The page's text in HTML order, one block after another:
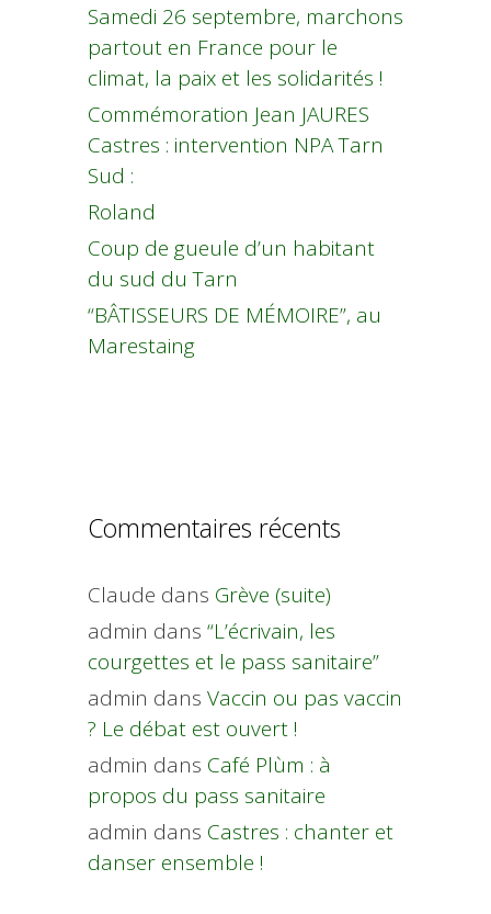
Samedi 26 septembre, marchons
partout en France pour le
climat, la paix et les solidarités !
Commémoration Jean JAURES
Castres : intervention NPA Tarn
Sud :
Roland
Coup de gueule d’un habitant
du sud du Tarn
“BÂTISSEURS DE MÉMOIRE”, au
Marestaing
Commentaires récents
Claude dans Grève (suite)
admin dans “L’écrivain, les
courgettes et le pass sanitaire”
admin dans Vaccin ou pas vaccin
? Le débat est ouvert !
admin dans Café Plùm : à
propos du pass sanitaire
admin dans Castres : chanter et
danser ensemble !